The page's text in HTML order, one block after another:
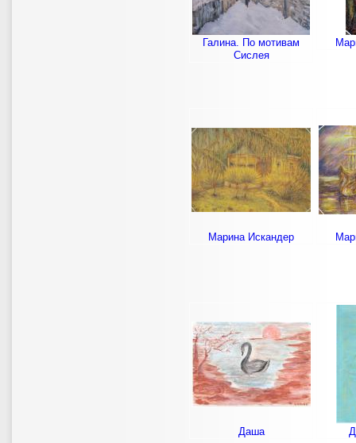
Галина. По мотивам
Сислея
Марина Искандер
Даша